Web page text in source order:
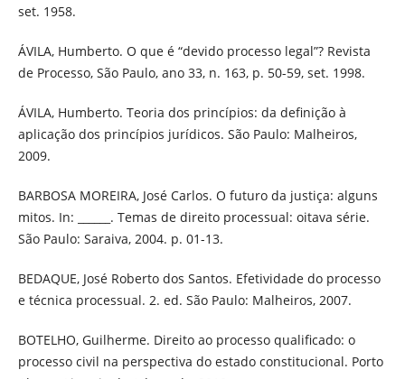
set. 1958.
ÁVILA, Humberto. O que é “devido processo legal”? Revista
de Processo, São Paulo, ano 33, n. 163, p. 50-59, set. 1998.
ÁVILA, Humberto. Teoria dos princípios: da definição à
aplicação dos princípios jurídicos. São Paulo: Malheiros,
2009.
BARBOSA MOREIRA, José Carlos. O futuro da justiça: alguns
mitos. In: ______. Temas de direito processual: oitava série.
São Paulo: Saraiva, 2004. p. 01-13.
BEDAQUE, José Roberto dos Santos. Efetividade do processo
e técnica processual. 2. ed. São Paulo: Malheiros, 2007.
BOTELHO, Guilherme. Direito ao processo qualificado: o
processo civil na perspectiva do estado constitucional. Porto